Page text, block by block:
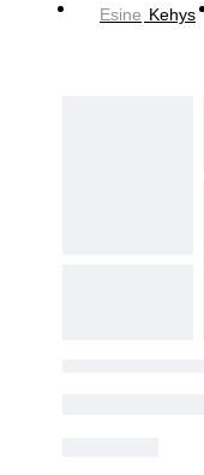
Esine Kehys